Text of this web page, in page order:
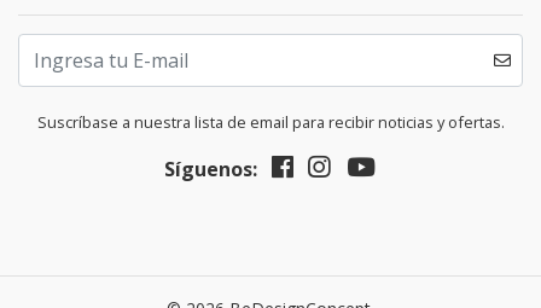
Suscríbase a nuestra lista de email para recibir noticias y ofertas.
Síguenos: